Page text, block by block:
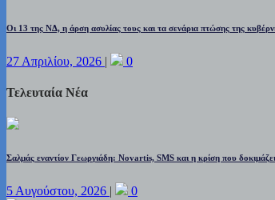
Οι 13 της ΝΔ, η άρση ασυλίας τους και τα σενάρια πτώσης της
27 Απριλίου, 2026 | 0
Τελευταία Νέα
Σαλμάς εναντίον Γεωργιάδη: Novartis, SMS και η κρίση που
5 Αυγούστου, 2026 | 0